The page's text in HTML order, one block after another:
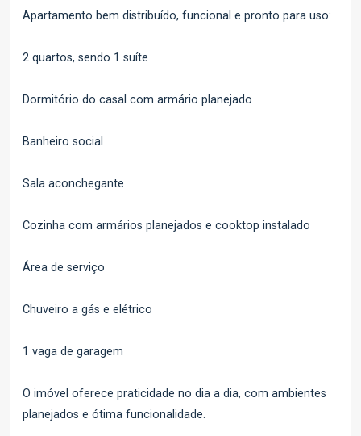
Apartamento bem distribuído, funcional e pronto para uso:
2 quartos, sendo 1 suíte
Dormitório do casal com armário planejado
Banheiro social
Sala aconchegante
Cozinha com armários planejados e cooktop instalado
Área de serviço
Chuveiro a gás e elétrico
1 vaga de garagem
O imóvel oferece praticidade no dia a dia, com ambientes
planejados e ótima funcionalidade.